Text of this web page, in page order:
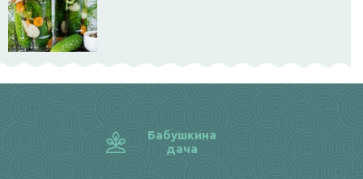
Бабушкина
дача